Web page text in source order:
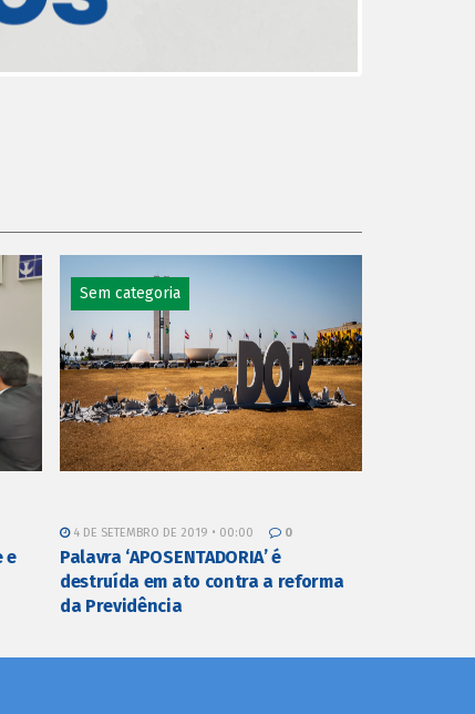
e
Sem categoria
4 DE SETEMBRO DE 2019 • 00:00 0
Palavra ‘APOSENTADORIA’ é
destruída em ato contra a reforma
da Previdência